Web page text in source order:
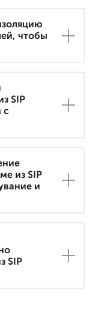
чтобы
SIP
с
из SIP
и
SIP